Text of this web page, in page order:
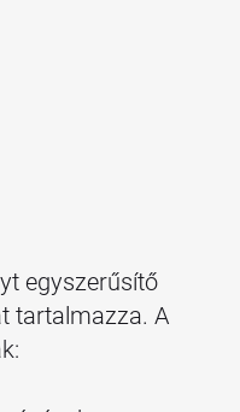
egyszerűsítő
tartalmazza. A